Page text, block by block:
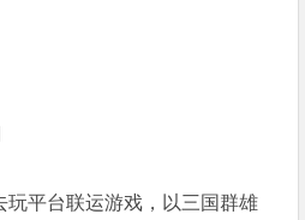
玩平台联运游戏，以三国群雄